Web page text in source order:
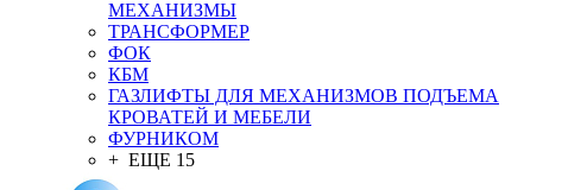
МЕХАНИЗМЫ
ТРАНСФОРМЕР
ФОК
КБМ
ГАЗЛИФТЫ ДЛЯ МЕХАНИЗМОВ ПОДЪЕМА
КРОВАТЕЙ И МЕБЕЛИ
ФУРНИКОМ
+ ЕЩЕ 15